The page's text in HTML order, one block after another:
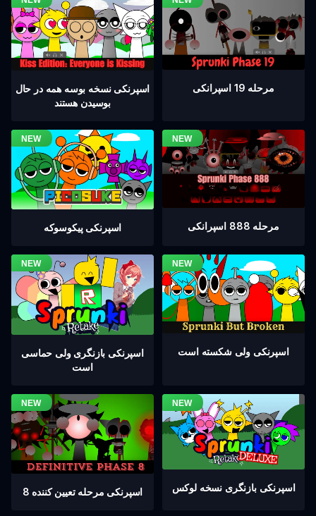
اسپرنکی نسخه بوسه همه در حال
بوسیدن هستند
مرحله 19 اسپرانکی
اسپرنکی پیکوسوکه مرحله 888 اسپرانکی
اسپرنکی بازنگری ولی حماسی
است
اسپرنکی ولی شکسته است
اسپرنکی مرحله تعیین کننده 8 اسپرنکی بازنگری نسخه لوکس